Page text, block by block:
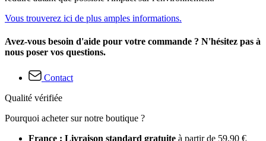
Vous trouverez ici de plus amples informations.
Avez-vous besoin d'aide pour votre commande ? N'hésitez pas à
nous poser vos questions.
Contact
Qualité vérifiée
Pourquoi acheter sur notre boutique ?
France : Livraison standard gratuite à partir de 59,90 €